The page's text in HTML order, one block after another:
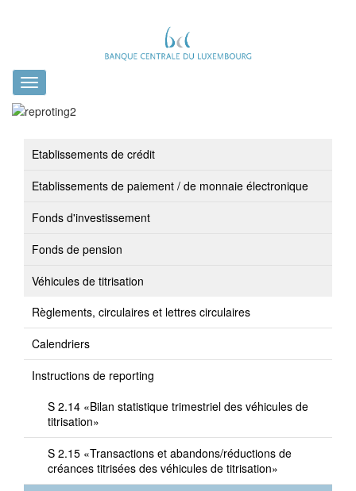
Toggle
navigation
Etablissements de crédit
Etablissements de paiement / de monnaie électronique
Fonds d'investissement
Fonds de pension
Véhicules de titrisation
Règlements, circulaires et lettres circulaires
Calendriers
Instructions de reporting
S 2.14 «Bilan statistique trimestriel des véhicules de
titrisation»
S 2.15 «Transactions et abandons/réductions de
créances titrisées des véhicules de titrisation»